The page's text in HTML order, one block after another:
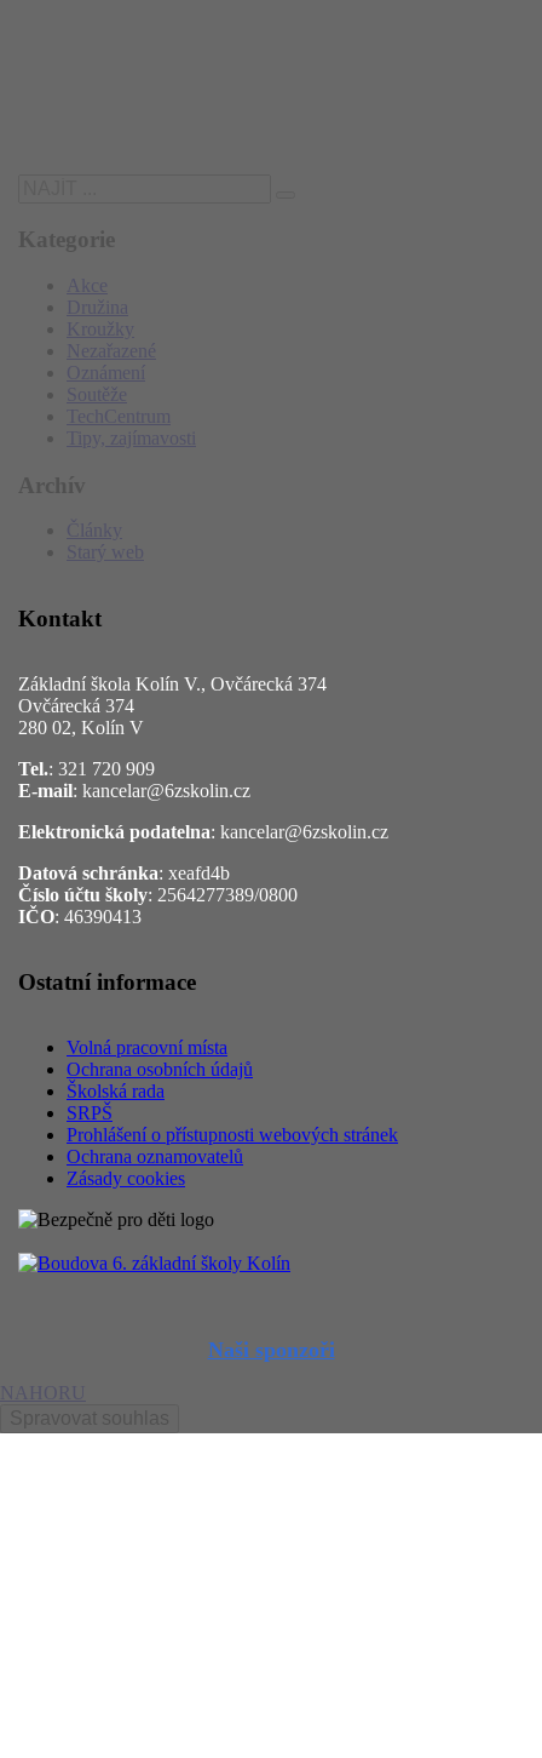
Kategorie
Akce
Družina
Kroužky
Nezařazené
Oznámení
Soutěže
TechCentrum
Tipy, zajímavosti
Archív
Články
Starý web
Kontakt
Základní škola Kolín V., Ovčárecká 374
Ovčárecká 374
280 02, Kolín V
Tel.: 321 720 909
E-mail: kancelar@6zskolin.cz
Elektronická podatelna: kancelar@6zskolin.cz
Datová schránka: xeafd4b
Číslo účtu školy: 2564277389/0800
IČO: 46390413
Ostatní informace
Volná pracovní místa
Ochrana osobních údajů
Školská rada
SRPŠ
Prohlášení o přístupnosti webových stránek
Ochrana oznamovatelů
Zásady cookies
Naši sponzoři
NAHORU